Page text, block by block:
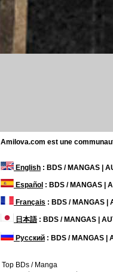
Amilova.com est une
English : BDS / MANGAS |
Español : BDS / MANGAS |
Français : BDS / MANGAS |
日本語: BDS / MANGAS |
Русский : BDS / MANGAS |
Top BDs / Manga